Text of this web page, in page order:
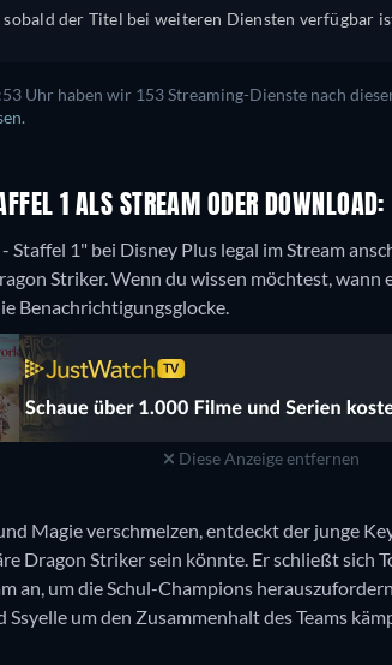
der Titel bei weiteren Diensten verfügbar
Uhr haben wir 153 Streaming-Dienste nach
1 ALS STREAM ODER DOWNLOAD:
1" bei Disney Plus legal im Stream
Striker. Wenn du wissen möchtest, wann
Benachrichtigungsglocke.
Diese Anzeige entfernen
Magie verschmelzen, entdeckt der junge
Dragon Striker sein könnte. Er schließt sich
an, um die Schul-Champions
um den Zusammenhalt des Teams